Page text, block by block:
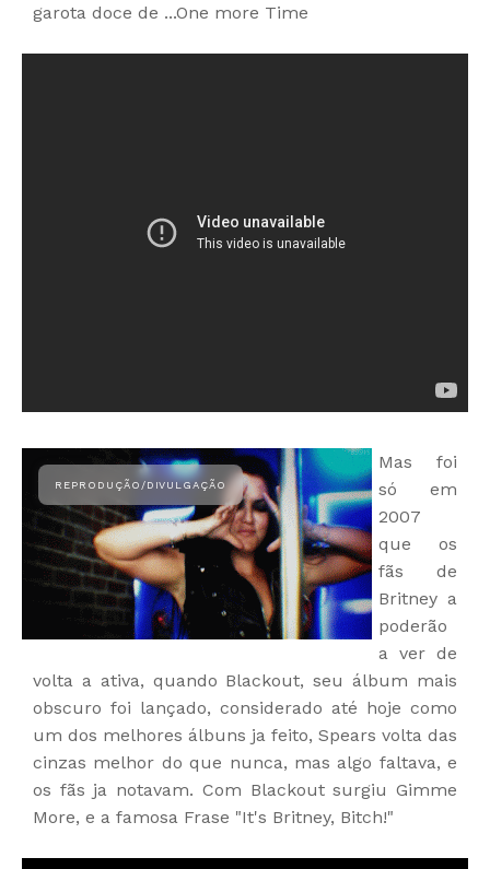
garota doce de ...One more Time
Mas foi
só em
2007
que os
fãs de
Britney a
poderão
a ver de
volta a ativa, quando Blackout, seu álbum mais
obscuro foi lançado, considerado até hoje como
um dos melhores álbuns ja feito, Spears volta das
cinzas melhor do que nunca, mas algo faltava, e
os fãs ja notavam. Com Blackout surgiu Gimme
More, e a famosa Frase "It's Britney, Bitch!"